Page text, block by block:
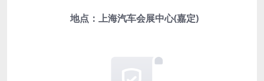
地点：上海汽车会展中心(嘉定)